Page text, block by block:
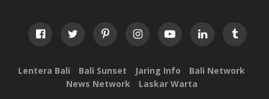
Lentera Bali Bali Sunset Jaring Info
Bali Network
News Network
Laskar Warta